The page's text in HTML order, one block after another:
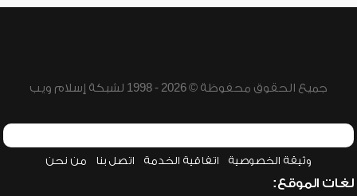
جميع الحقوق محفوظة © 2026 - 1998 لشبكة إسلام ويب
وثيقة الخصوصية اتفاقية الخدمة اتصل بنا من نحن
لغات الموقع: